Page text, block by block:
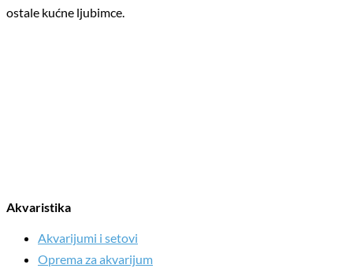
ostale kućne ljubimce.
Akvaristika
Akvarijumi i setovi
Oprema za akvarijum